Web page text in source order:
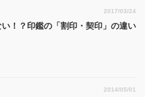
！？印鑑の「割印・契印」の違い
2017/03/24
2014/05/01